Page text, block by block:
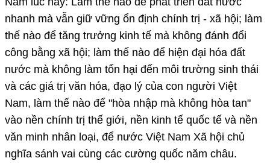
nhanh mà vẫn giữ vững ổn định chính trị - xã hội; làm
thế nào để tăng trưởng kinh tế mà không đánh đổi
công bằng xã hội; làm thế nào để hiện đại hóa đất
nước mà không làm tổn hại đến môi trường sinh thái
và các giá trị văn hóa, đạo lý của con người Việt
Nam, làm thế nào để "hòa nhập mà không hòa tan"
vào nền chính trị thế giới, nền kinh tế quốc tế và nền
văn minh nhân loại, để nước Việt Nam Xã hội chủ
nghĩa sánh vai cùng các cường quốc năm châu.